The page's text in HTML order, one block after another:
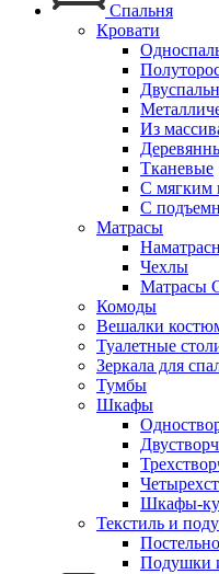
Спальня
Кровати
Из
Тканевые
С мягким
С
Матрасы
Чехлы
Матрасы
Комоды
Вешалки
Туалетные
Зеркала для
Тумбы
Шкафы
Шкафы-
Текстиль и
Подушки